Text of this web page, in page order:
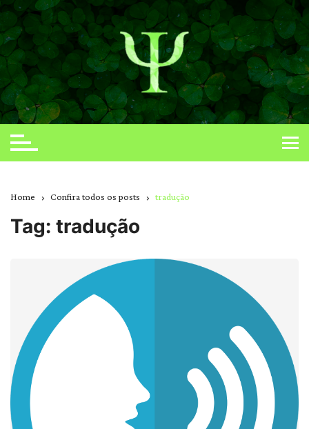
Skip
content
Home Confira todos os posts tradução
Tag: tradução